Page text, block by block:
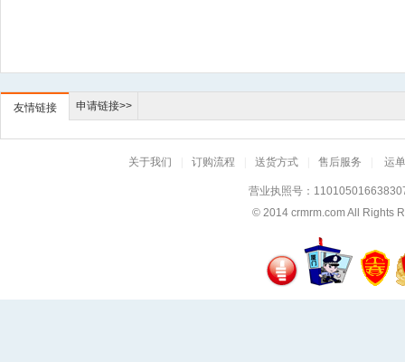
友情链接 申请链接>>
关于我们 订购流程 送货方式 售后服务 运
营业执照号：
© 2014 crmrm.comAll Rights